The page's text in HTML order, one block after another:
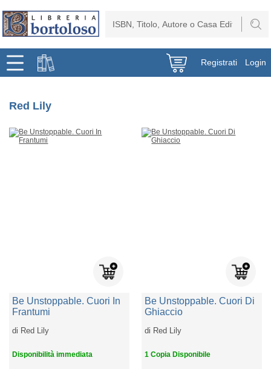
Registrati Login
Red Lily
Be Unstoppable. Cuori In
Frantumi
di Red Lily
Disponibilità immediata
Be Unstoppable. Cuori Di
Ghiaccio
di Red Lily
1 Copia Disponibile